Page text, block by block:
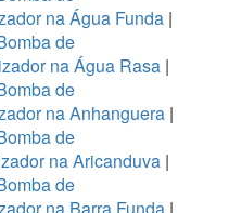
na Água Funda |
de
na Água Rasa |
de
na Anhanguera|
de
na Aricanduva |
de